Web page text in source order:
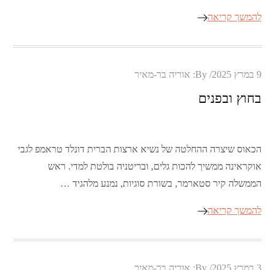
להמשך קריאה
Posted
9 במרץ 2025 By: אוריה בר-מאיר
בחוץ ובפנים
הכאוס שיצרה ההחלטה של נשיא ארצות הברית דונלד טראמפ לגבי
אוקראינה ממשיך להכות גלים, ובריטניה בולטת למדי. ראש
הממשלה קיר סטארמר, בשורת סוגיות, נמנע מלהגיד …
להמשך קריאה
Posted
3 במרץ 2025 By: אוריה בר-מאיר